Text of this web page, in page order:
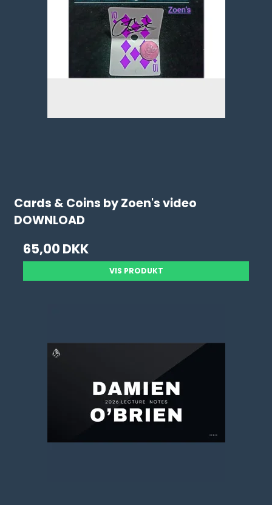
Cards & Coins by Zoen's video
DOWNLOAD
65,00 DKK
VIS PRODUKT